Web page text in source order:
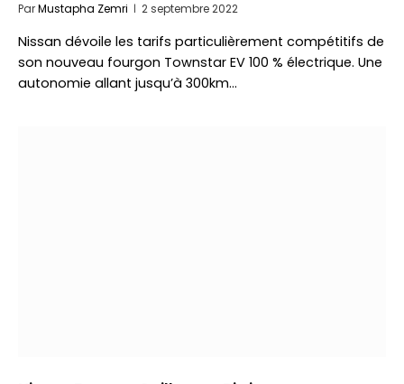
ParMustapha Zemri 2 septembre 2022
Nissan dévoile les tarifs particulièrement compétitifs de
son nouveau fourgon Townstar EV 100 % électrique. Une
autonomie allant jusqu’à 300km…